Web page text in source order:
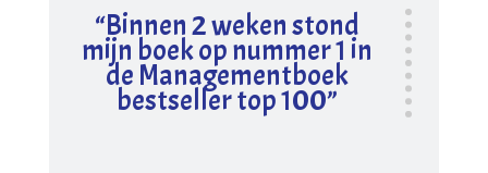
“Binnen 2 weken stond
mijn boek op nummer 1 in
de Managementboek
bestseller top 100”